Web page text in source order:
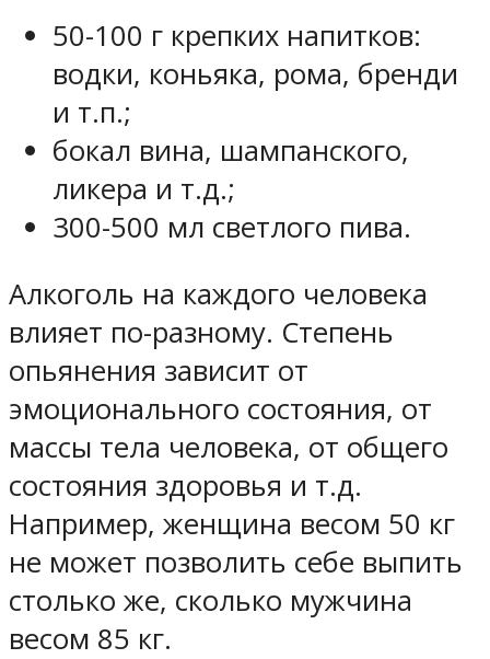
50-100 г крепких напитков:
водки, коньяка, рома, бренди
и т.п.;
бокал вина, шампанского,
ликера и т.д.;
300-500 мл светлого пива.
Алкоголь на каждого человека
влияет по-разному. Степень
опьянения зависит от
эмоционального состояния, от
массы тела человека, от общего
состояния здоровья и т.д.
Например, женщина весом 50 кг
не может позволить себе выпить
столько же, сколько мужчина
весом 85 кг.